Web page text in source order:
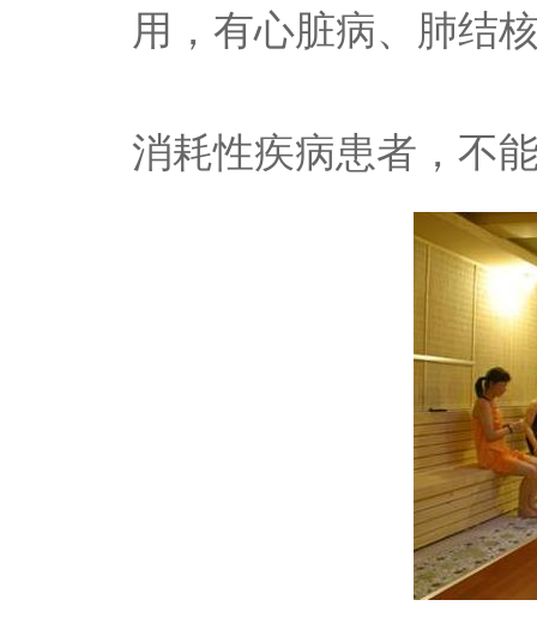
用，有心脏病、肺结
消耗性疾病患者，不